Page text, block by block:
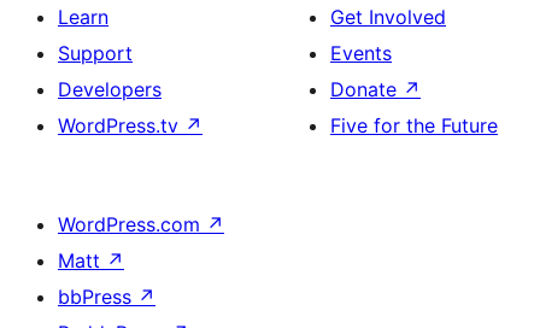
Learn
Support
Developers
WordPress.tv ↗
Get Involved
Events
Donate ↗
Five for the Future
WordPress.com ↗
Matt ↗
bbPress ↗